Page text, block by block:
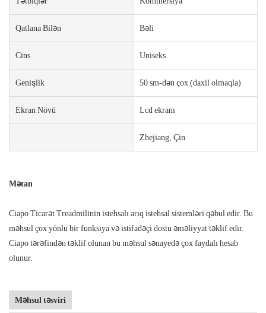
Qatlana Bilən Bəli
Cins Uniseks
Genişlik 50 sm-dən çox (daxil olmaqla)
Ekran Növü Lcd ekranı
Zhejiang, Çin
Mətan
Ciapo Ticarət Treadmilinin istehsalı arıq istehsal sistemləri qəbul edir. Bu
məhsul çox yönlü bir funksiya və istifadəçi dostu əməliyyat təklif edir.
Ciapo tərəfindən təklif olunan bu məhsul sənayedə çox faydalı hesab
olunur.
Məhsul təsviri